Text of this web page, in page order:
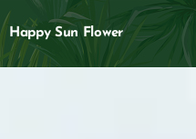
Happy Sun Flower